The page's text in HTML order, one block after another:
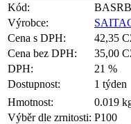
Kód:
Výrobce:
Cena s DPH:
42,35
Cena bez DPH:
35,00
DPH:
21 %
Dostupnost:
1 týden
Hmotnost:
0.019
Výběr dle zrnitosti: P100